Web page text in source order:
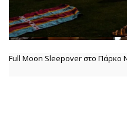
Full Moon Sleepover στο Πάρκο